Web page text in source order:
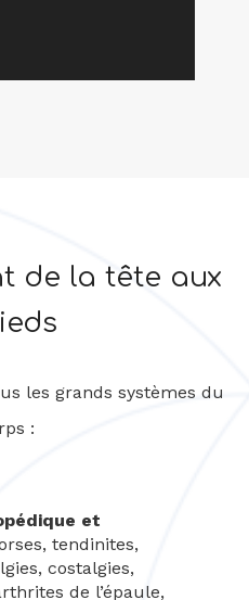
de la tête aux
les grands systèmes du
:
et
tendinites,
costalgies,
de l’épaule,